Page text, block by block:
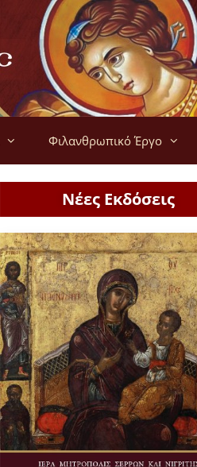
Φιλανθρωπικό Έργο
Νέες Εκδόσεις